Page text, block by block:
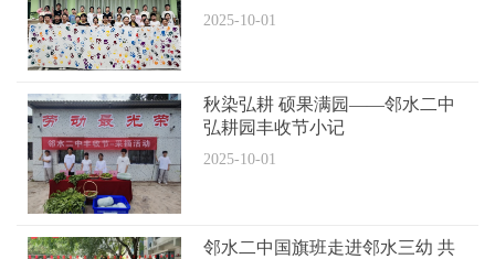
反馈工作会
2025-10-01
秋染弘耕 硕果满园——邻水二中
弘耕园丰收节小记
2025-10-01
邻水二中国旗班走进邻水三幼 共